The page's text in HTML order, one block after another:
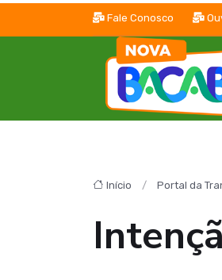
Fale Conosco
Início Portal da